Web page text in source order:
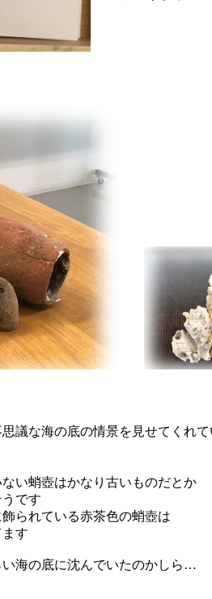
議な海の底の情景を見せてくれて
い蛸壺はかなり古いものだとか
です
られている赤茶色の蛸壺は
す
海の底に沈んでいたのかしら…